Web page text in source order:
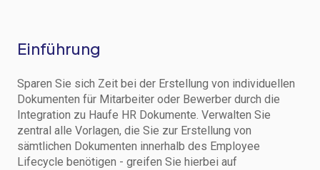
Einführung
Sparen Sie sich Zeit bei der Erstellung von individuellen
Dokumenten für Mitarbeiter oder Bewerber durch die
Integration zu Haufe HR Dokumente. Verwalten Sie
zentral alle Vorlagen, die Sie zur Erstellung von
sämtlichen Dokumenten innerhalb des Employee
Lifecycle benötigen - greifen Sie hierbei auf